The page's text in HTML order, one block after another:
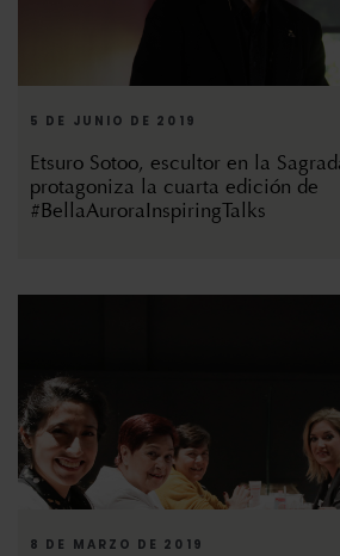
5 DE JUNIO DE 2019
Etsuro Sotoo, escultor en la
protagoniza la cuarta edición de
#BellaAuroraInspiringTalks
8 DE MARZO DE 2019